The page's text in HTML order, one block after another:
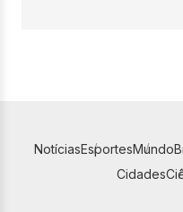
NotíciasEsportesMundo
Cidades